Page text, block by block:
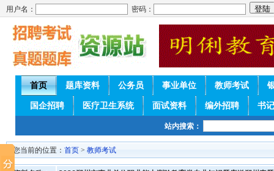
用户名： 密码：
首页 题库资料 公务员 事业单位 教师考试
国企招聘 医疗卫生系统 面试资料 编外招聘 书
站内搜索：
您当前的位置： 首页 > 教师考试